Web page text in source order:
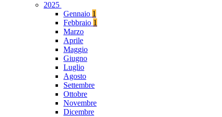
2025
Gennaio 1
Febbraio 1
Marzo
Aprile
Maggio
Giugno
Luglio
Agosto
Settembre
Ottobre
Novembre
Dicembre